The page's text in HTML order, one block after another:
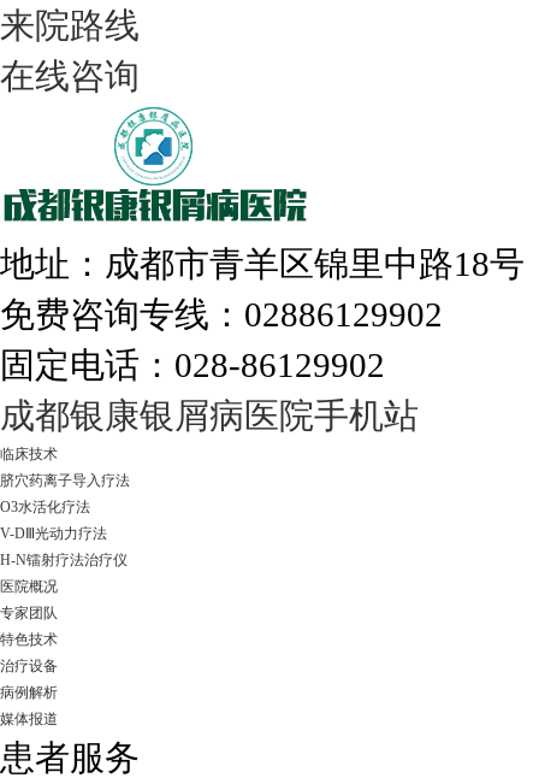
308nm激光：银屑病治疗更高效
走进成都：满足您的治愈需求
来院路线
在线咨询
地址：成都市青羊区锦里中路18
免费咨询专线：02886129902
固定电话：028-86129902
成都银康银屑病医院手机站
临床技术
脐穴药离子导入疗法
O3水活化疗法
V-DⅢ光动力疗法
H-N镭射疗法治疗仪
医院概况
专家团队
特色技术
治疗设备
病例解析
媒体报道
患者服务